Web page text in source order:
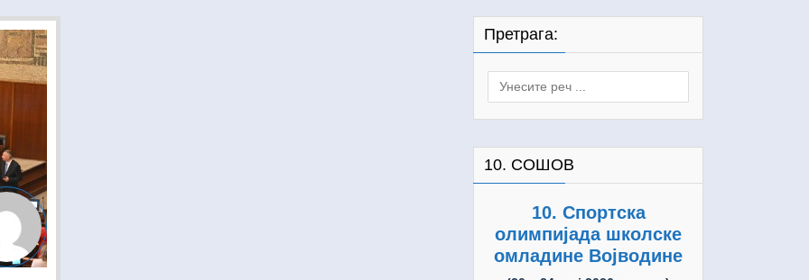
Претрага:
Search
10. СОШОВ
10. Спортска
олимпијада школске
омладине Војводине